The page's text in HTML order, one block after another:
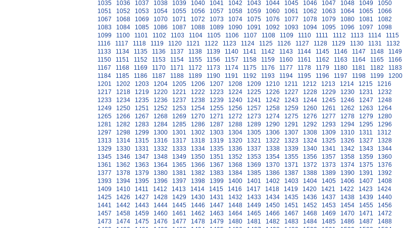
1035
1036 1037 1038 1039 1040 1041 1042 1043 1044 1045 1046 1047 1048 1049
1050
1051
1052 1053 1054 1055 1056 1057 1058 1059 1060 1061 1062 1063 1064 1065
1066
1067
1068 1069 1070 1071 1072 1073 1074 1075 1076 1077 1078 1079 1080 1081
1082
1083
1084 1085 1086 1087 1088 1089 1090 1091 1092 1093 1094 1095 1096 1097
1098
1099
1100 1101 1102 1103 1104 1105 1106 1107 1108 1109 1110 1111 1112 1113 1114
1115
1116
1117 1118 1119 1120 1121 1122 1123 1124 1125 1126 1127 1128 1129 1130 1131
1132
1133
1134 1135 1136 1137 1138 1139 1140 1141 1142 1143 1144 1145 1146 1147 1148
1149
1150
1151 1152 1153 1154 1155 1156 1157 1158 1159 1160 1161 1162 1163 1164 1165
1166
1167
1168 1169 1170 1171 1172 1173 1174 1175 1176 1177 1178 1179 1180 1181 1182
1183
1184
1185 1186 1187 1188 1189 1190 1191 1192 1193 1194 1195 1196 1197 1198 1199
1200
1201
1202 1203 1204 1205 1206 1207 1208 1209 1210 1211 1212 1213 1214 1215
1216
1217
1218 1219 1220 1221 1222 1223 1224 1225 1226 1227 1228 1229 1230 1231
1232
1233
1234 1235 1236 1237 1238 1239 1240 1241 1242 1243 1244 1245 1246 1247
1248
1249
1250 1251 1252 1253 1254 1255 1256 1257 1258 1259 1260 1261 1262 1263
1264
1265
1266 1267 1268 1269 1270 1271 1272 1273 1274 1275 1276 1277 1278 1279
1280
1281
1282 1283 1284 1285 1286 1287 1288 1289 1290 1291 1292 1293 1294 1295
1296
1297
1298 1299 1300 1301 1302 1303 1304 1305 1306 1307 1308 1309 1310 1311
1312
1313
1314 1315 1316 1317 1318 1319 1320 1321 1322 1323 1324 1325 1326 1327
1328
1329
1330 1331 1332 1333 1334 1335 1336 1337 1338 1339 1340 1341 1342 1343
1344
1345
1346 1347 1348 1349 1350 1351 1352 1353 1354 1355 1356 1357 1358 1359
1360
1361
1362 1363 1364 1365 1366 1367 1368 1369 1370 1371 1372 1373 1374 1375
1376
1377
1378 1379 1380 1381 1382 1383 1384 1385 1386 1387 1388 1389 1390 1391
1392
1393
1394 1395 1396 1397 1398 1399 1400 1401 1402 1403 1404 1405 1406 1407
1408
1409
1410 1411 1412 1413 1414 1415 1416 1417 1418 1419 1420 1421 1422 1423
1424
1425
1426 1427 1428 1429 1430 1431 1432 1433 1434 1435 1436 1437 1438 1439
1440
1441
1442 1443 1444 1445 1446 1447 1448 1449 1450 1451 1452 1453 1454 1455
1456
1457
1458 1459 1460 1461 1462 1463 1464 1465 1466 1467 1468 1469 1470 1471
1472
1473
1474 1475 1476 1477 1478 1479 1480 1481 1482 1483 1484 1485 1486 1487
1488